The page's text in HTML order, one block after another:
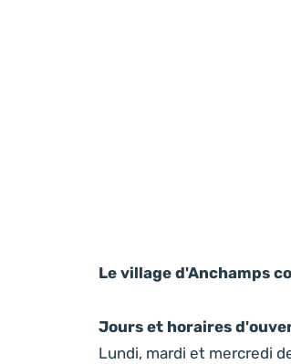
Le village d'Anchamps
Jours et horaires
Lundi, mardi et mercredi